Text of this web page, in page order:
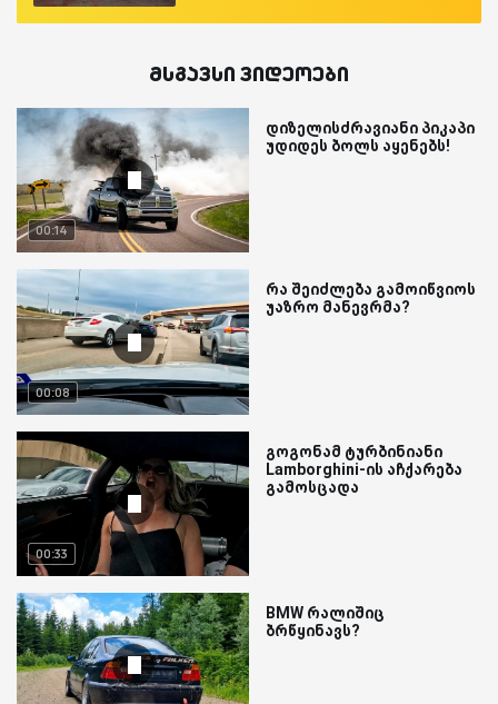
მსგავსი ვიდეოები
00:14
დიზელისძრავიანი პიკაპი
უდიდეს ბოლს აყენებს!
00:08
რა შეიძლება გამოიწვიოს
უაზრო მანევრმა?
00:33
გოგონამ ტურბინიანი
Lamborghini-ის აჩქარება
გამოსცადა
BMW რალიშიც
ბრწყინავს?